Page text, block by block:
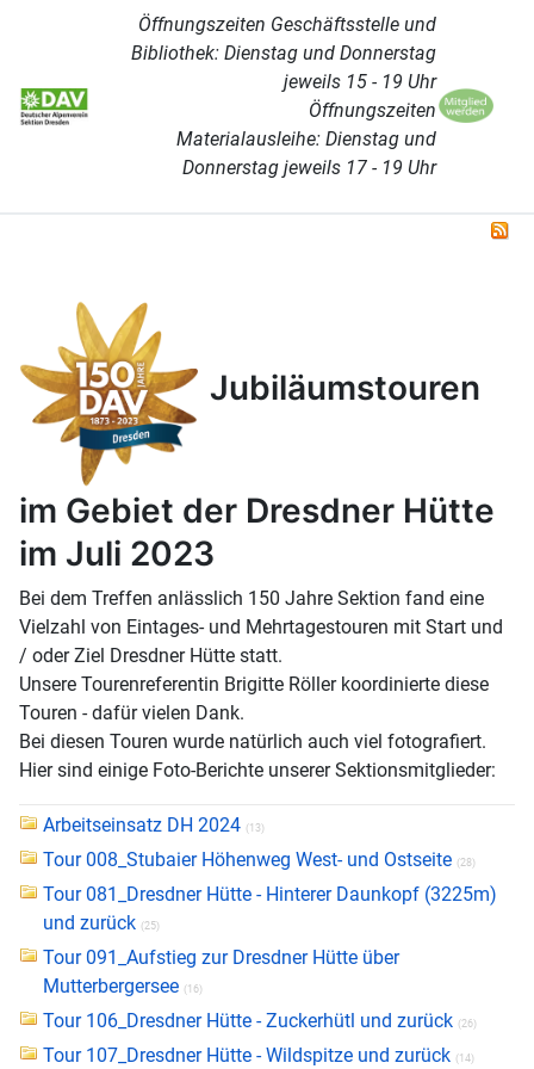
Öffnungszeiten Geschäftsstelle und
Bibliothek: Dienstag und Donnerstag
jeweils 15 - 19 Uhr
Öffnungszeiten
Materialausleihe: Dienstag und
Donnerstag jeweils 17 - 19 Uhr
Jubiläumstouren
im Gebiet der Dresdner Hütte
im Juli 2023
Bei dem Treffen anlässlich 150 Jahre Sektion fand eine
Vielzahl von Eintages- und Mehrtagestouren mit Start und
/ oder Ziel Dresdner Hütte statt.
Unsere Tourenreferentin Brigitte Röller koordinierte diese
Touren - dafür vielen Dank.
Bei diesen Touren wurde natürlich auch viel fotografiert.
Hier sind einige Foto-Berichte unserer Sektionsmitglieder:
Arbeitseinsatz DH 2024 (13)
Tour 008_Stubaier Höhenweg West- und Ostseite (28)
Tour 081_Dresdner Hütte - Hinterer Daunkopf (3225m)
und zurück (25)
Tour 091_Aufstieg zur Dresdner Hütte über
Mutterbergersee (16)
Tour 106_Dresdner Hütte - Zuckerhütl und zurück (26)
Tour 107_Dresdner Hütte - Wildspitze und zurück (14)